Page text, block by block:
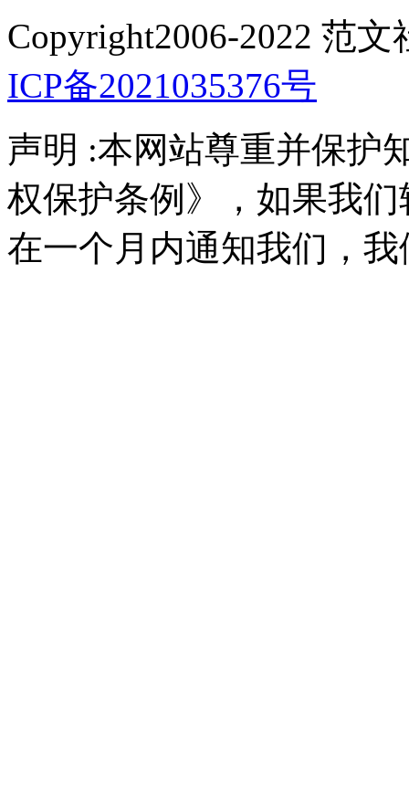
Copyright2006-2022 范
ICP备2021035376号
声明 :本网站尊重并保护
权保护条例》，如果我
在一个月内通知我们，